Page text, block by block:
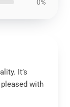
0%
It’s
with